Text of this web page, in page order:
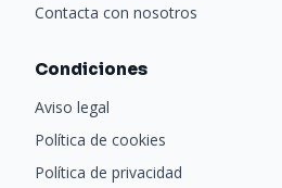
Contacta con nosotros
Condiciones
Aviso legal
Política de cookies
Política de privacidad